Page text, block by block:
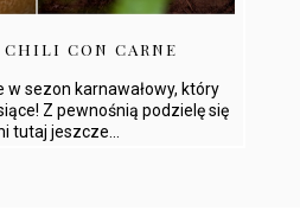
CON CARNE
w sezon karnawałowy, który
Z pewnośnią podzielę się
tutaj jeszcze...